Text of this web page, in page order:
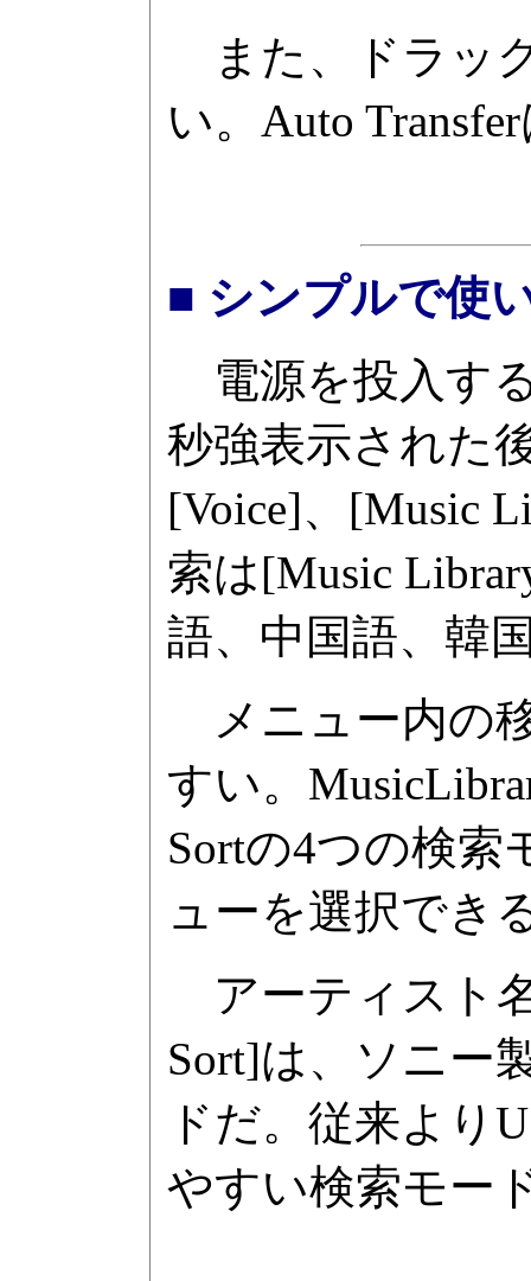
また、ドラッ
い。Auto
■ シンプルで使
電源を投入す
秒強表示された
[Voice]、[Music
索は[Music
語、中国語、韓
メニュー内の
すい。
Sortの4つの検
ューを選択でき
アーティスト
Sort]は、ソニー
ドだ。従来より
やすい検索モー